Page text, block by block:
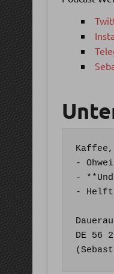
-
-
- Helft
DE 56